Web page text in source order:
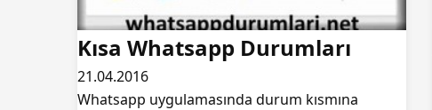
Kısa Whatsapp Durumları
21.04.2016
Whatsapp uygulamasında durum kısmına